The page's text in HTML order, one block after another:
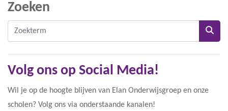
Zoeken
Volg ons op Social Media!
Wil je op de hoogte blijven van Elan Onderwijsgroep en onze
scholen? Volg ons via onderstaande kanalen!